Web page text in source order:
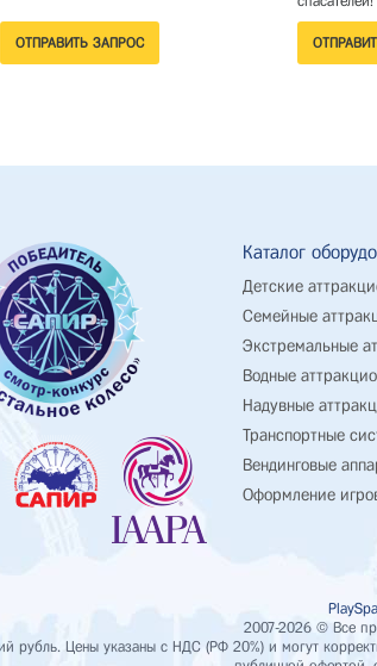
Каталог
Детские
Семейные
Экстремальные
Водные
Надувные
Транспортные
Вендинговые
Оформление
2007-2026 © Все
рубль. Цены указаны с НДС (РФ 20%) и могут